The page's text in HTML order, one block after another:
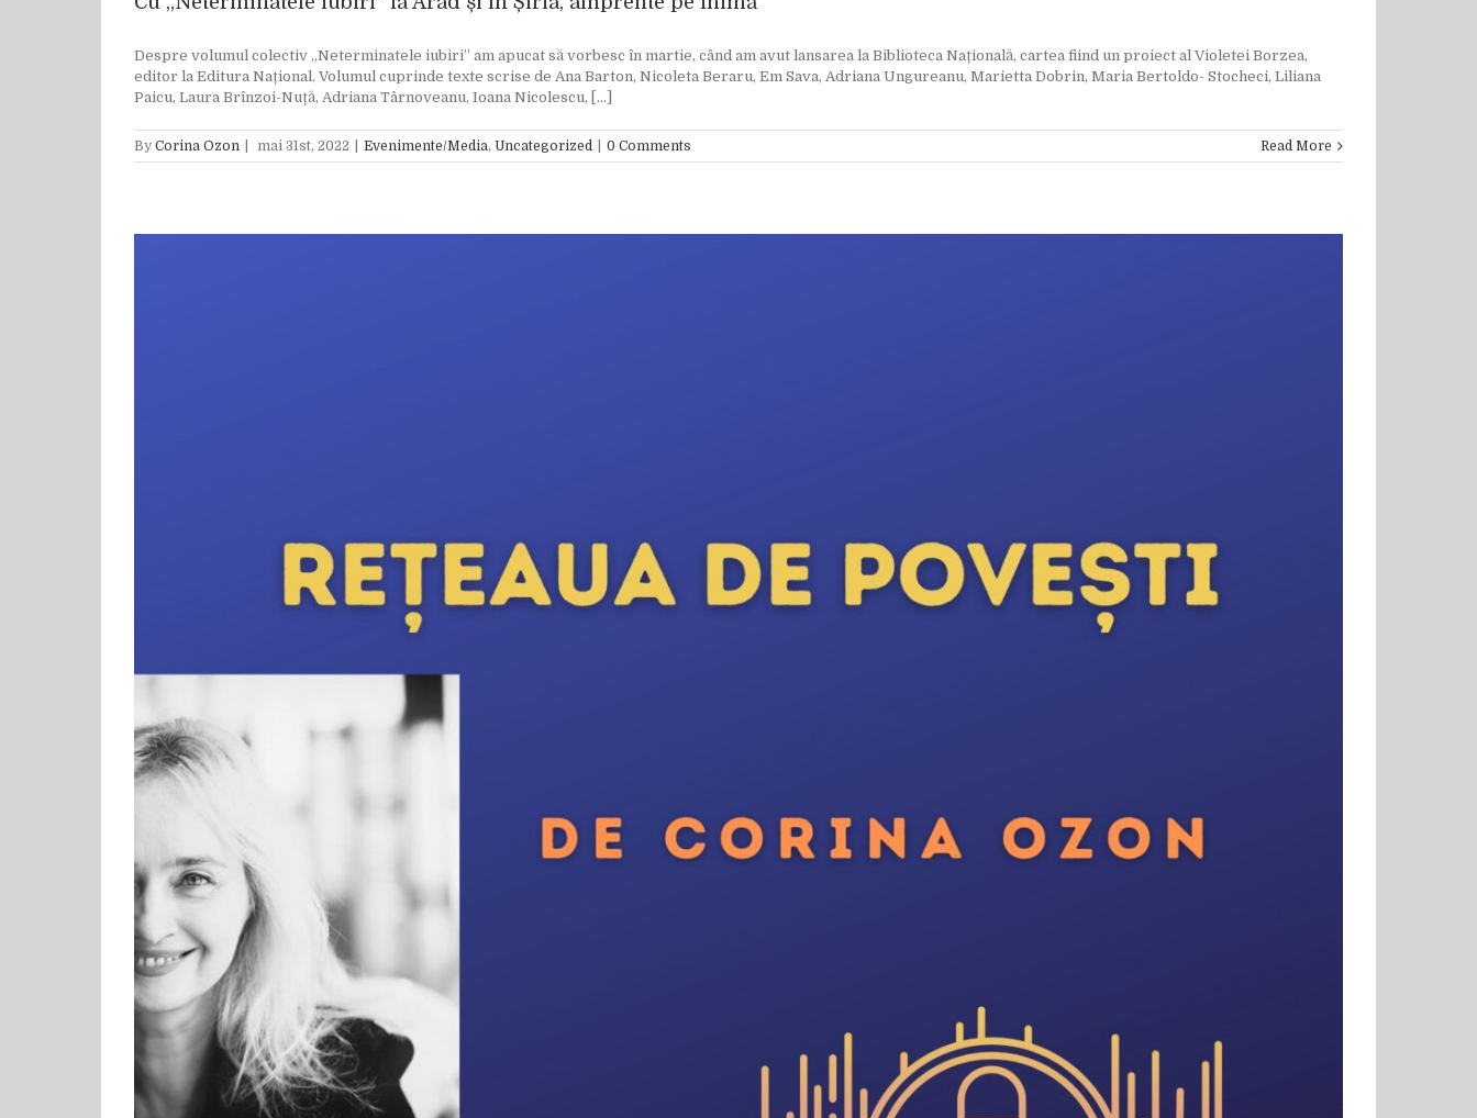
Despre volumul colectiv „Neterminatele iubiri” am apucat să vorbesc în martie, când am avut lansarea la Biblioteca Națională, cartea fiind un proiect al Violetei Borzea,
editor la Editura Național. Volumul cuprinde texte scrise de Ana Barton, Nicoleta Beraru, Em Sava, Adriana Ungureanu, Marietta Dobrin, Maria Bertoldo- Stocheci, Liliana
Paicu, Laura Brînzoi-Nuță, Adriana Târnoveanu, Ioana Nicolescu, [...]
By Corina Ozon mai 31st, 2022 Evenimente/Media, Uncategorized 0 Comments Read More